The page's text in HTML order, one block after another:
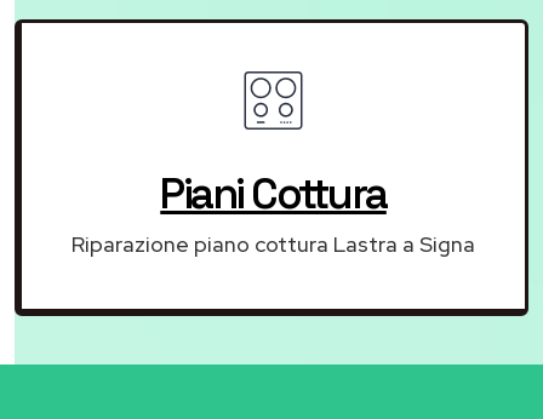
Piani Cottura
Riparazione piano cottura Lastra a Signa